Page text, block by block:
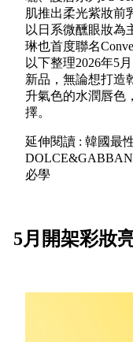
肌推出柔光紫妝前
以日系微醺眼妝為
琳也首度聯名
以下整理2026年5
新品，無論想打造
升氣色的水潤唇色
擇。
延伸閱讀 : 韓國最
必學
5月開架彩妝